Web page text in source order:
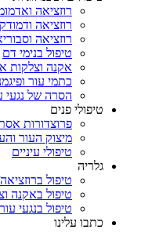
רוזציאה
רוזציאה
רוזציאה
טיפול בנימי דם
אקנה וצלקות
כתמי עור
הסרה של נגעי
טיפולי פנים
פרוצדורות
מיצוק העור
טיפולי עיניים
גלריה
טיפול
טיפול באקנה
טיפול בנגעי עור
כתבו עלינו